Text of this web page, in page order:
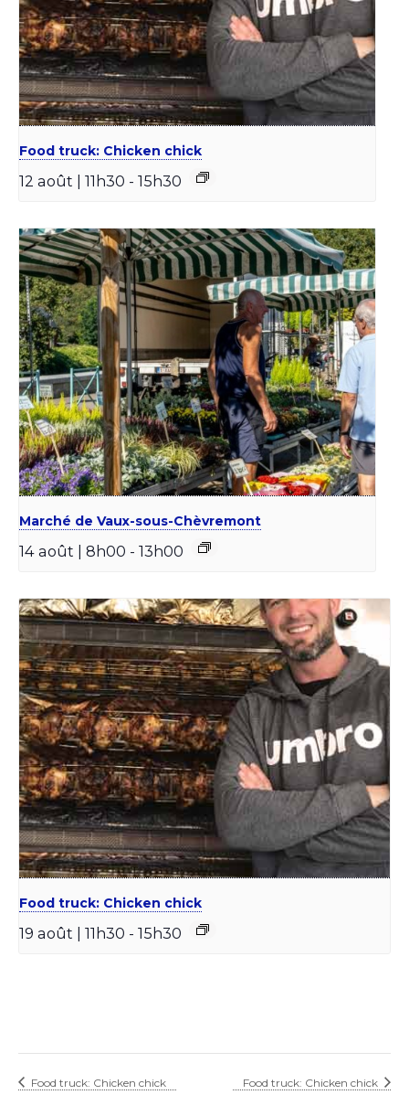
Food truck: Chicken chick
12 août | 11h30 - 15h30
Marché de Vaux-sous-Chèvremont
14 août | 8h00 - 13h00
Food truck: Chicken chick
19 août | 11h30 - 15h30
Food truck: Chicken chick Food truck: Chicken chick